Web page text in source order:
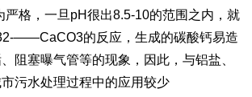
严格，一旦pH很出8.5-10的范围之内，就
——CaCO3的反应，生成的碳酸钙易造
阻塞曝气管等的现象，因此，与铝盐、
污水处理过程中的应用较少